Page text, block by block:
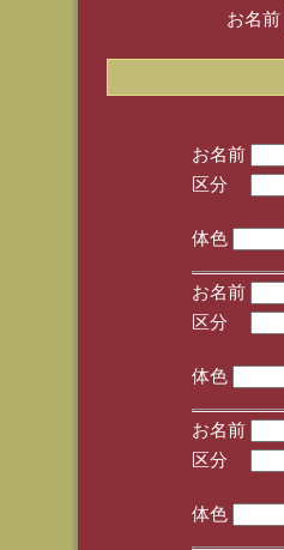
お名前
お名前
区分
(
体色
お名前
区分
(
体色
お名前
区分
(
体色